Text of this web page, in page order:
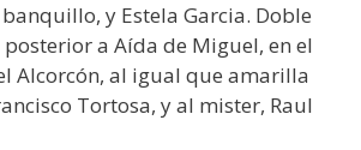
y Estela Garcia. Doble
a Aída de Miguel, en el
Alcorcón, al igual que amarilla
Tortosa, y al mister, Raul